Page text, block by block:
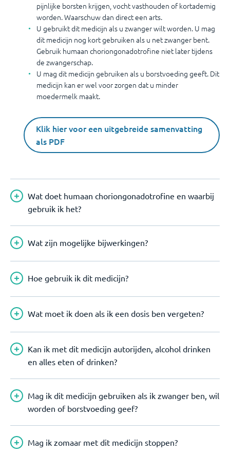
pijnlijke borsten krijgen, vocht vasthouden of kortademig
worden. Waarschuw dan direct een arts.
U gebruikt dit medicijn als u zwanger wilt worden. U mag
dit medicijn nog kort gebruiken als u net zwanger bent.
Gebruik humaan choriongonadotrofine niet later tijdens
de zwangerschap.
U mag dit medicijn gebruiken als u borstvoeding geeft. Dit
medicijn kan er wel voor zorgen dat u minder
moedermelk maakt.
Klik hier voor een uitgebreide samenvatting
als PDF
Wat doet humaan choriongonadotrofine en waarbij
gebruik ik het?
Wat zijn mogelijke bijwerkingen?
Hoe gebruik ik dit medicijn?
Wat moet ik doen als ik een dosis ben vergeten?
Kan ik met dit medicijn autorijden, alcohol drinken
en alles eten of drinken?
Mag ik dit medicijn gebruiken als ik zwanger ben, wil
worden of borstvoeding geef?
Mag ik zomaar met dit medicijn stoppen?